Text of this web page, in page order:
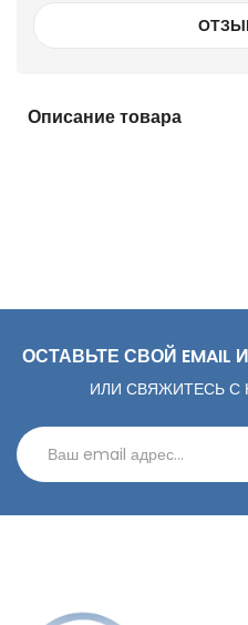
Описание товара
ОСТАВЬТЕ СВОЙ
ИЛИ СВЯЖИТЕСЬ С